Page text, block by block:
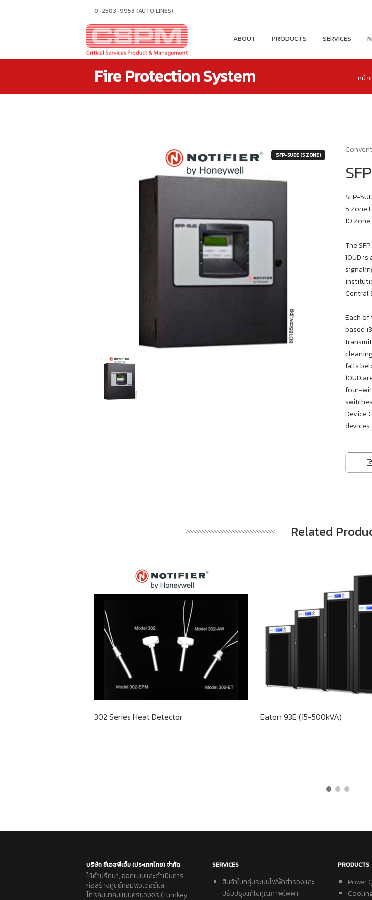
0-2503-9953 (AUTO LINES)
ABOUT PRODUCTS SERVICES
Fire Protection System หน้า
SFP-5UDE (5 ZONE)
SFP-
5 Zone
10
The
10UD
Central
Each of
based
falls
10UD
four-
Device
devices.
Related
302 Series Heat Detector Eaton 93E (15-500kVA)
บริษัท ซีเอสพีเอ็ม (ประเทศไทย) จำกัด
ให้คำปรึกษา, ออกแบบและดำเนินการ
ก่อสร้างศูนย์คอมพิวเตอร์และ
โทรคมนาคมแบบครบวงจร (Turnkey
SERVICES
สินค้าในกลุ่มระบบไฟฟ้าสำรองและ
ปรับปรุงแก้ไขคุณภาพไฟฟ้า
PRODUCTS
Power